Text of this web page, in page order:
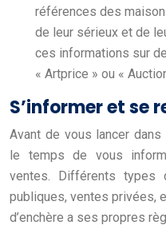
références des
de leur sérieux et de
ces informations sur
« Artprice » ou «
S’informer et se
Avant de vous lancer dans
le temps de vous
ventes. Différents types
publiques, ventes privées,
d’enchère a ses propres